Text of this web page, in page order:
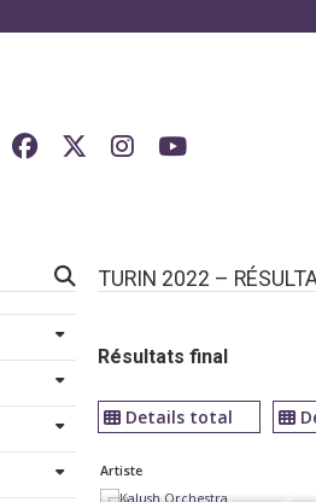
TURIN 2022 –
Résultats final
Details total
Artiste